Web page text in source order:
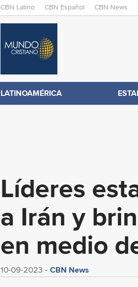
M
N
E
CBN Latino CBN Español CBN News
C
B
N
.
m
LATINOAMÉRICA
Líderes
a Irán y
en medio
10-09-2023 CBN News